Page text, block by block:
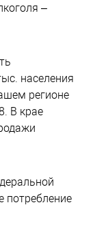
–
населения
регионе
В крае
потребление